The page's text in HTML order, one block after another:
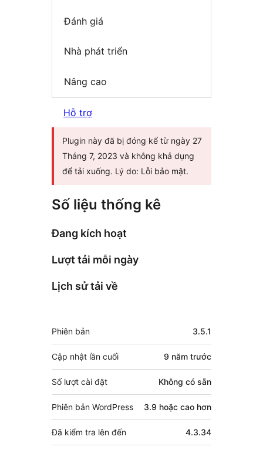
Đánh giá
Nhà phát triển
Nâng cao
Hỗ trợ
Plugin này đã bị đóng kể từ ngày 27
Tháng 7, 2023 và không khả dụng
để tải xuống. Lý do: Lỗi bảo mật.
Số liệu thống kê
Đang kích hoạt
Lượt tải mỗi ngày
Lịch sử tải về
Meta
Phiên bản 3.5.1
Cập nhật lần cuối 9 năm trước
Số lượt cài đặt Không có sẵn
Phiên bản WordPress 3.9 hoặc cao hơn
Đã kiểm tra lên đến 4.3.34